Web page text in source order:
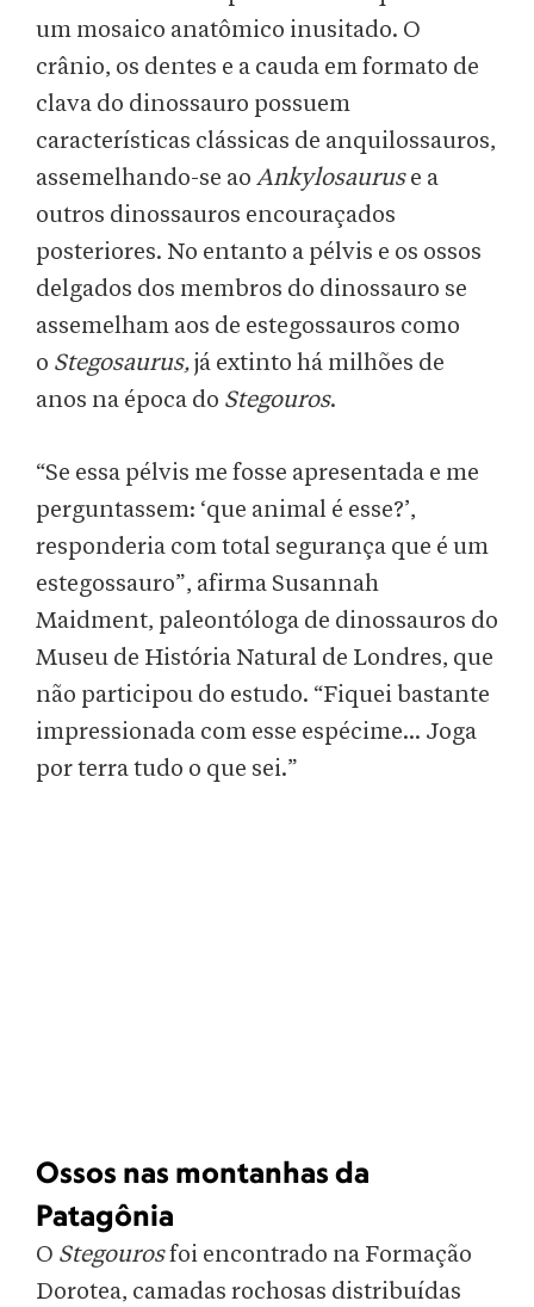
um mosaico anatômico inusitado. O
crânio, os dentes e a cauda em formato de
clava do dinossauro possuem
características clássicas de anquilossauros,
assemelhando-se ao Ankylosauruse a
outros dinossauros encouraçados
posteriores. No entanto a pélvis e os ossos
delgados dos membros do dinossauro se
assemelham aos de estegossauros como
o Stegosaurus,já extinto há milhões de
anos na época do Stegouros.
“Se essa pélvis me fosse apresentada e me
perguntassem: ‘que animal é esse?’,
responderia com total segurança que é um
estegossauro”, afirma Susannah
Maidment, paleontóloga de dinossauros do
Museu de História Natural de Londres, que
não participou do estudo. “Fiquei bastante
impressionada com esse espécime... Joga
por terra tudo o que sei.”
Ossos nas montanhas da
Patagônia
O Stegourosfoi encontrado na Formação
Dorotea, camadas rochosas distribuídas